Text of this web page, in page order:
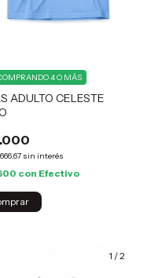
ADULTO CELESTE
sin interés
4 O MÁS
con Efectivo
1 /2